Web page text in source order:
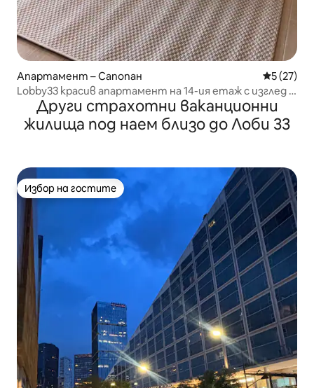
Апартамент – Сапопан Средна
5 (27)
Lobby33 красив апартамент на 14-ия етаж с изглед и
климатик
Други страхотни ваканционни
жилища под наем близо до Лоби 33
Избор на гостите
Избор на гостите